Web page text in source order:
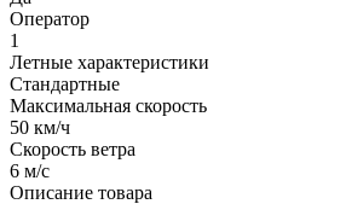
Оператор
1
Летные характеристики
Стандартные
Максимальная скорость
50 км/ч
Скорость ветра
6 м/с
Описание товара